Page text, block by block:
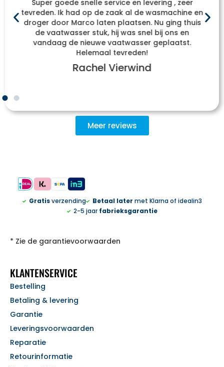
Super goede snelle service en levering , zeer
tevreden. Ik had op de zaak al de wasmachine en
droger door Marco laten plaatsen. Nu ging thuis
de vaatwasser stuk, hij was snel bij ons en
vandaag de nieuwe vaatwasser geplaatst.
Helemaal tevreden!
Rachel Vierwind
Meer reviews
Gratisverzending Betaal later met Klarna of idealin3
2-5 jaar fabrieksgarantie
* Zie de garantievoorwaarden
KLANTENSERVICE
Bestelling
Betaling & levering
Garantie
Leveringsvoorwaarden
Reparatie
Retourinformatie